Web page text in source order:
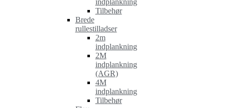
Tilbehør
Brede
rullestilladser
2m
indplankning
2M
indplankning
(AGR)
4M
indplankning
Tilbehør